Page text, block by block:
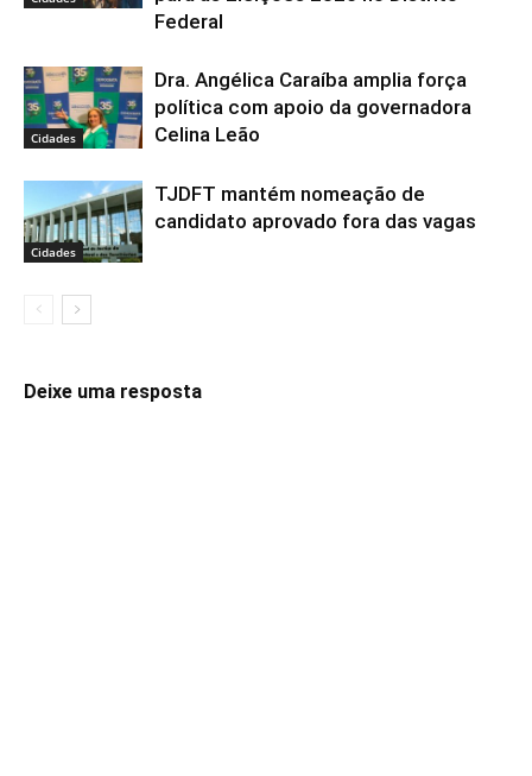
Federal
Cidades
Dra. Angélica Caraíba amplia força
política com apoio da governadora
Celina Leão
Cidades
TJDFT mantém nomeação de
candidato aprovado fora das vagas
Deixe uma resposta